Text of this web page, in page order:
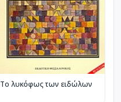
Το λυκόφως των ειδώλων